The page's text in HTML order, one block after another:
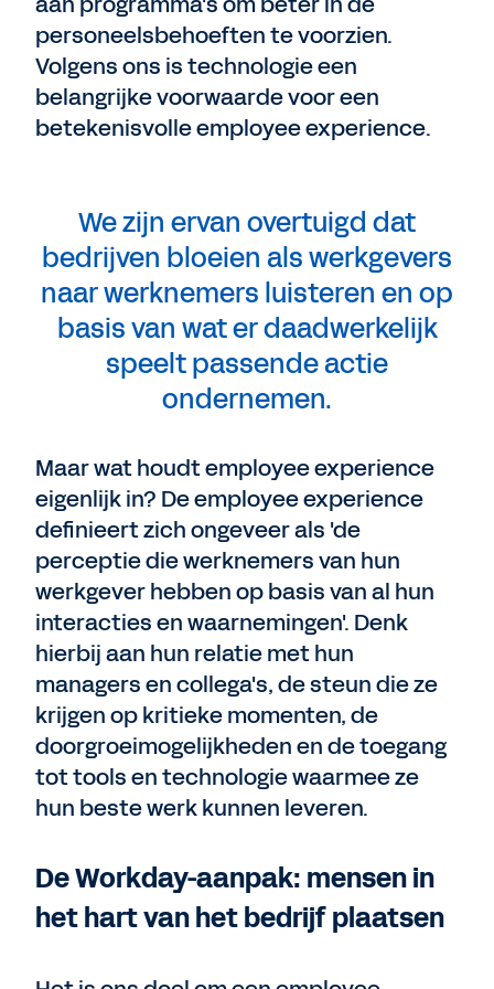
personeelsbehoeften te voorzien.
Volgens ons is technologie een
belangrijke voorwaarde voor een
betekenisvolle employee experience.
We zijn ervan overtuigd dat
bedrijven bloeien als werkgevers
naar werknemers luisteren en op
basis van wat er daadwerkelijk
speelt passende actie
ondernemen.
Maar wat houdt employee experience
eigenlijk in? De employee experience
definieert zich ongeveer als 'de
perceptie die werknemers van hun
werkgever hebben op basis van al hun
interacties en waarnemingen'. Denk
hierbij aan hun relatie met hun
managers en collega's, de steun die ze
krijgen op kritieke momenten, de
doorgroeimogelijkheden en de toegang
tot tools en technologie waarmee ze
hun beste werk kunnen leveren.
De Workday-aanpak: mensen in
het hart van het bedrijf plaatsen